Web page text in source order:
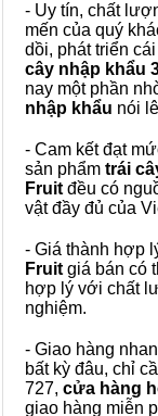
- Uy tín, chất
mến của quý
dồi, phát triển
cây nhập khẩu
nay một phần
nhập khẩu nói
- Cam kết đạt
sản phẩm trái
Fruit đều có
vật đầy đủ của
- Giá thành hợp
Fruit giá bán có
hợp lý với chất
nghiệm.
- Giao hàng
bất kỳ đâu, chỉ
727, cửa hàng
giao hàng miễn